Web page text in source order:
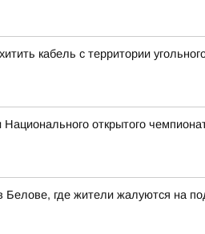
кабель с территории
открытого
где жители жалуются на